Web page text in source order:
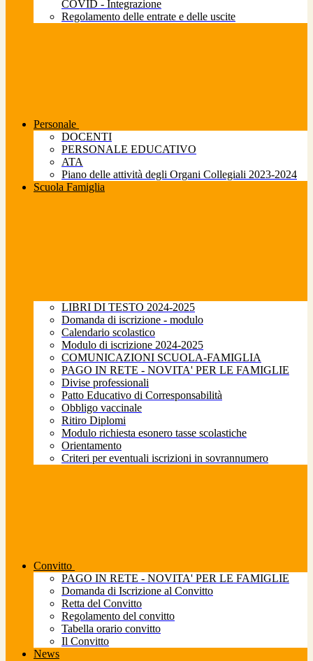
COVID - Integrazione
Regolamento delle entrate e delle uscite
Personale
DOCENTI
PERSONALE EDUCATIVO
ATA
Piano delle attività degli Organi Collegiali 2023-2024
Scuola Famiglia
LIBRI DI TESTO 2024-2025
Domanda di iscrizione - modulo
Calendario scolastico
Modulo di iscrizione 2024-2025
COMUNICAZIONI SCUOLA-FAMIGLIA
PAGO IN RETE - NOVITA' PER LE FAMIGLIE
Divise professionali
Patto Educativo di Corresponsabilità
Obbligo vaccinale
Ritiro Diplomi
Modulo richiesta esonero tasse scolastiche
Orientamento
Criteri per eventuali iscrizioni in sovrannumero
Convitto
PAGO IN RETE - NOVITA' PER LE FAMIGLIE
Domanda di Iscrizione al Convitto
Retta del Convitto
Regolamento del convitto
Tabella orario convitto
Il Convitto
News